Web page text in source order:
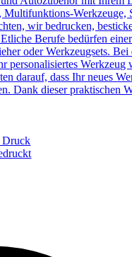
Multifunktions-
wir bedrucken,
Berufe bedürfen
oder Werkzeugsets.
personalisiertes
darauf, dass Ihr neues
Dank dieser praktischen
Druck